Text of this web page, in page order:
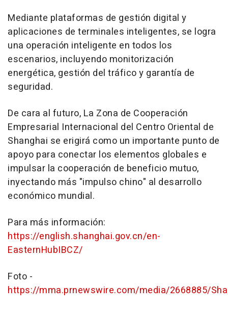
Mediante plataformas de gestión digital y
aplicaciones de terminales inteligentes, se logra
una operación inteligente en todos los
escenarios, incluyendo monitorización
energética, gestión del tráfico y garantía de
seguridad.
De cara al futuro, La Zona de Cooperación
Empresarial Internacional del Centro Oriental de
Shanghai se erigirá como un importante punto de
apoyo para conectar los elementos globales e
impulsar la cooperación de beneficio mutuo,
inyectando más "impulso chino" al desarrollo
económico mundial.
Para más información:
https://english.shanghai.gov.cn/en-
EasternHubIBCZ/
Foto -
https://mma.prnewswire.com/media/2668885/